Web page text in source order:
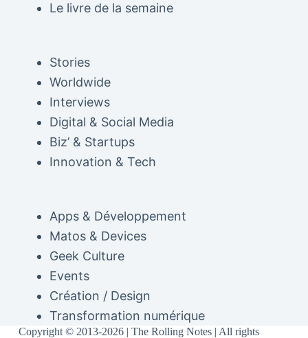
Le livre de la semaine
Stories
Worldwide
Interviews
Digital & Social Media
Biz’ & Startups
Innovation & Tech
Apps & Développement
Matos & Devices
Geek Culture
Events
Création / Design
Transformation numérique
Copyright © 2013-2026 | The Rolling Notes | All rights